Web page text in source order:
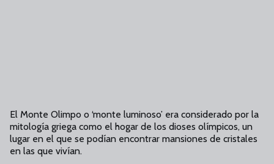
El Monte Olimpo o ‘monte luminoso’ era considerado por la
mitología griega como el hogar de los dioses olímpicos, un
lugar en el que se podían encontrar mansiones de cristales
en las que vivían.